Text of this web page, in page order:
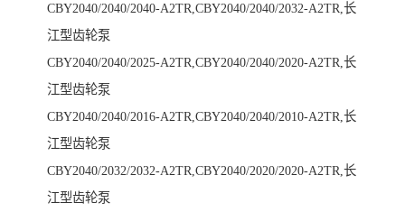
CBY2040/2040/2040-A2TR,CBY2040/2040/2032-A2TR,长
江型齿轮泵
CBY2040/2040/2025-A2TR,CBY2040/2040/2020-A2TR,长
江型齿轮泵
CBY2040/2040/2016-A2TR,CBY2040/2040/2010-A2TR,长
江型齿轮泵
CBY2040/2032/2032-A2TR,CBY2040/2020/2020-A2TR,长
江型齿轮泵